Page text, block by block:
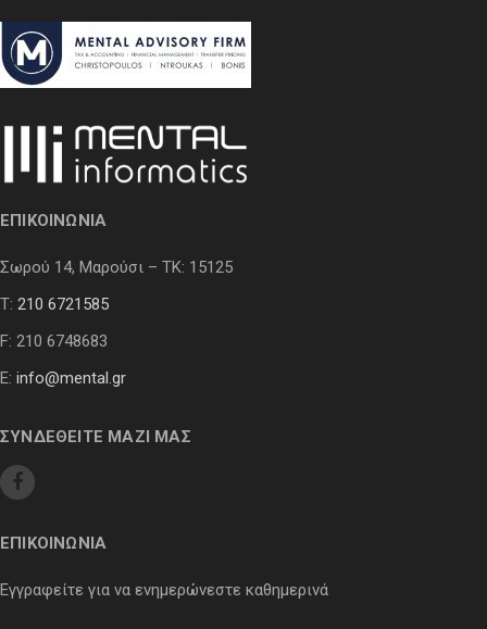
ΕΠΙΚΟΙΝΩΝΙΑ
Σωρού 14, Μαρούσι – ΤΚ: 15125
Τ: 210 6721585
F: 210 6748683
E: info@mental.gr
ΣΥΝΔΕΘΕΙΤΕ ΜΑΖΙ ΜΑΣ
ΕΠΙΚΟΙΝΩΝΙΑ
Εγγραφείτε για να ενημερώνεστε καθημερινά